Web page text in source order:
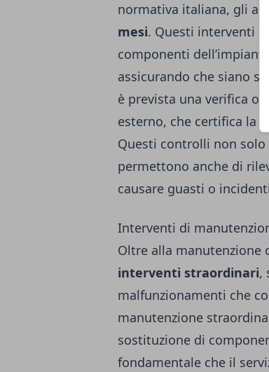
normativa italiana, gli
mesi. Questi interventi
componenti
assicurando che siano
è prevista una verifica
esterno, che certifica la
Questi controlli non
permettono anche di
causare guasti o
Interventi di
Oltre alla manutenzione
interventi straordinari,
malfunzionamenti che
manutenzione
sostituzione di
fondamentale che il